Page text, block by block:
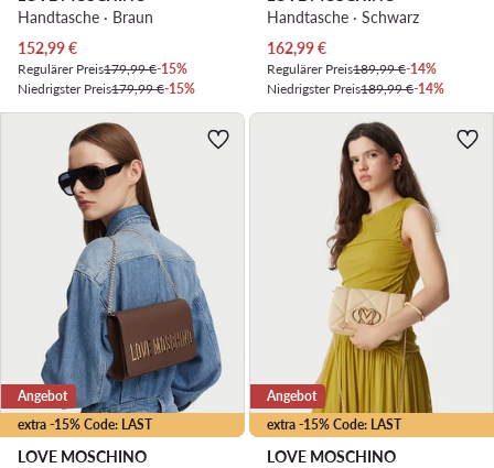
Handtasche · Braun
Aktueller Preis
152,99€
Regulärer Preis179,99 €-15%
Niedrigster Preis179,99 €-15%
Handtasche · Schwarz
Aktueller Preis
162,99€
Regulärer Preis189,99 €-14%
Niedrigster Preis189,99 €-14%
extra -15% Code: LAST
Angebot
LOVE MOSCHINO
extra -15% Code: LAST
Angebot
LOVE MOSCHINO